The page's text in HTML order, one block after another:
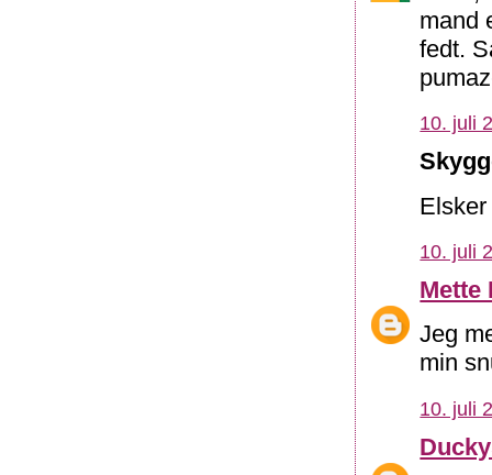
mand
fedt.
10. juli
10. juli
Mette
Jeg
min
10. juli